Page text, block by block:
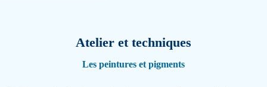
Atelier et techniques
Les peintures et pigments